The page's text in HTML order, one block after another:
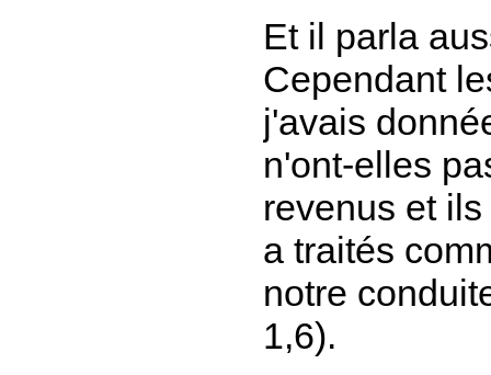
Et il parla
Cependant
j'avais
n'ont-elles
revenus et
a traités
notre
1,6).